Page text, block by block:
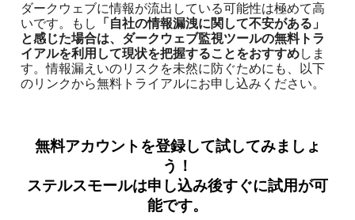
ダークウェブに情報が流出している可能性は極めて高
いです。もし
「自社の情報漏洩に関して不安がある」
と感じた場合は、ダークウェブ監視ツールの無料トラ
イアルを利用して現状を把握することをおすすめしま
す。情報漏えいのリスクを未然に防ぐためにも、以下
のリンクから無料トライアルにお申し込みください。
無料アカウントを登録して試してみましょ
う！
ステルスモールは申し込み後すぐに試用が可
能です。